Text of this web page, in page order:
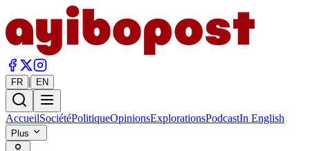
FR | EN
AccueilSociétéPolitiqueOpinionsExplorationsPodcastIn English
Plus